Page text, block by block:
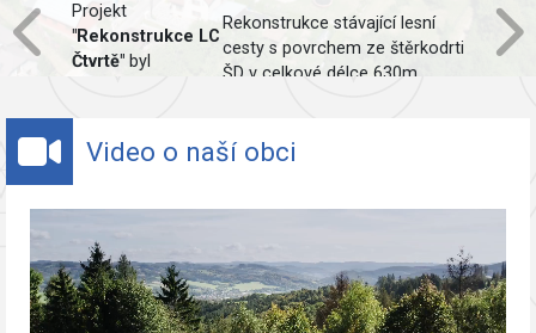
Projekt
"Rekonstrukce LC
Čtvrtě" byl
Rekonstrukce stávající lesní
cesty s povrchem ze štěrkodrti
ŠD v celkové délce 630m,
Video o naší obci